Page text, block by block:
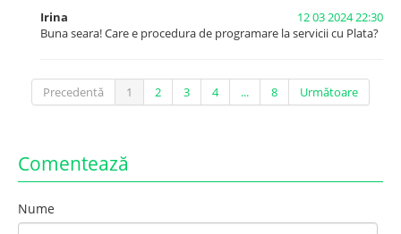
Irina
12 03 2024 22:30
Buna seara! Care e procedura de programare la servicii cu Plata?
Precedentă 1 2 3 4 ... 8 Următoare
Comentează
Nume